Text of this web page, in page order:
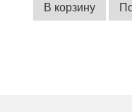
В корзину